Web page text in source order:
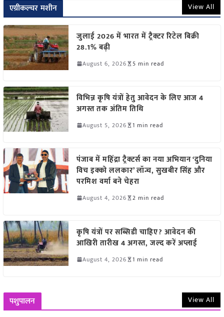
एग्रीकल्चर मशीन View All
जुलाई 2026 में भारत में ट्रैक्टर रिटेल बिक्री
28.1% बढ़ी
August 6, 2026 5 min read
विभिन्न कृषि यंत्रों हेतु आवेदन के लिए आज 4
अगस्त तक अंतिम तिथि
August 5, 2026 1 min read
पंजाब में महिंद्रा ट्रैक्टर्स का नया अभियान ‘दुनिया
विच इक्को ललकार’ लॉन्च, सुखबीर सिंह और
परमिश वर्मा बने चेहरा
August 4, 2026 2 min read
कृषि यंत्रों पर सब्सिडी चाहिए? आवेदन की
आखिरी तारीख 4 अगस्त, जल्द करें अप्लाई
August 4, 2026 1 min read
पशुपालन View All